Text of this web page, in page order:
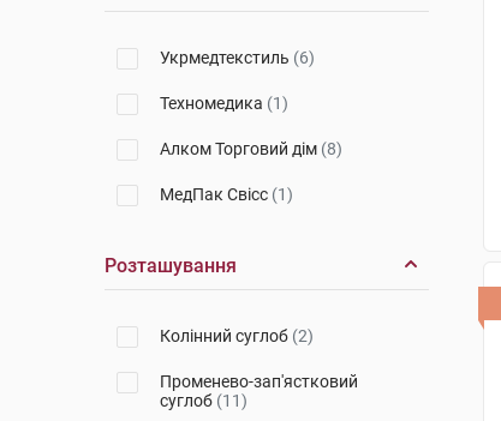
Укрмедтекстиль (6)
Техномедика (1)
Алком Торговий дім (8)
МедПак Свісс (1)
Розташування
Колінний суглоб (2)
Променево-зап'ястковий
суглоб (11)